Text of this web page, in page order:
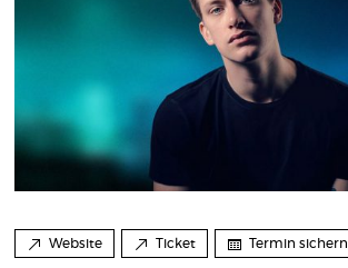
Website Ticket Termin sichern